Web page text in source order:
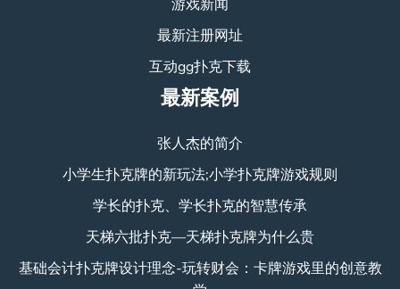
游戏新闻
最新注册网址
互动gg扑克下载
最新案例
张人杰的简介
小学生扑克牌的新玩法;小学扑克牌游戏规则
学长的扑克、学长扑克的智慧传承
天梯六批扑克—天梯扑克牌为什么贵
基础会计扑克牌设计理念-玩转财会：卡牌游戏里的创意教